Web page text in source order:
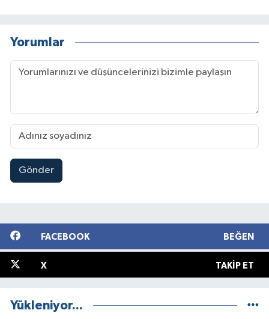
Yorumlar
Gönder
FACEBOOK BEĞEN
X TAKIP ET
Yükleniyor...